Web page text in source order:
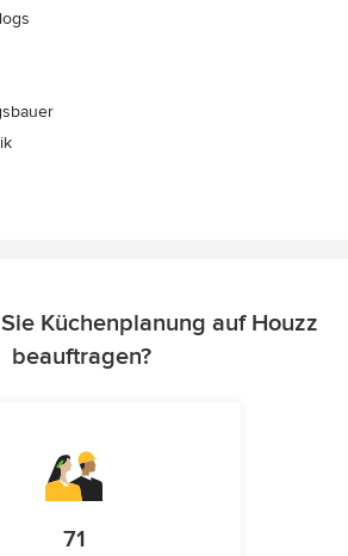
Küchenplanung auf Houzz
beauftragen?
71